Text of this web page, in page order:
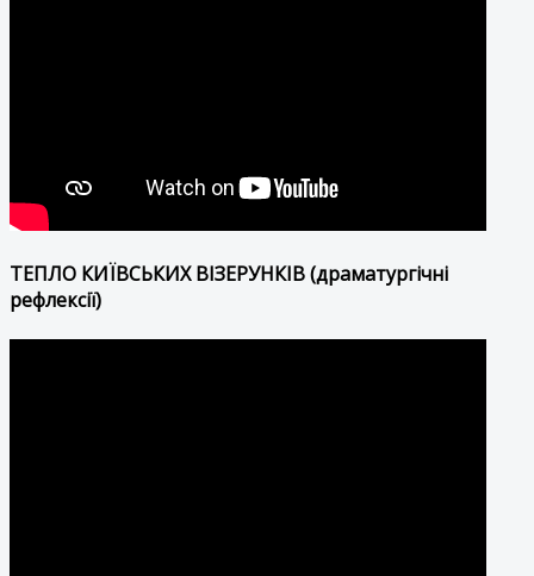
ТЕПЛО КИЇВСЬКИХ ВІЗЕРУНКІВ (драматургічні
рефлексії)